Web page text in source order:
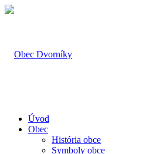
Úvod
Obec
História obce
Symboly obce